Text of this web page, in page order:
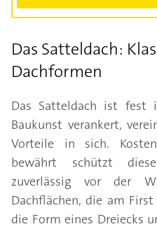
Das Satteldach:
Dachformen
Das Satteldach ist fest
Baukunst verankert,
Vorteile in sich.
bewährt schützt
zuverlässig vor der
Dachflächen, die am
die Form eines Dreiecks